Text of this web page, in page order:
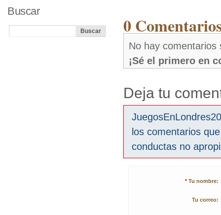
0
No hay comentarios
¡Sé el primero en
Deja tu
los comentarios
conductas no
* Tu nombre:
Tu correo:
Buscar